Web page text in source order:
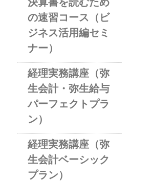
の速習コース（ビ
ジネス活用編セミ
ナー）
経理実務講座（弥
生会計・弥生給与
パーフェクトプラ
ン）
経理実務講座（弥
生会計ベーシック
プラン）